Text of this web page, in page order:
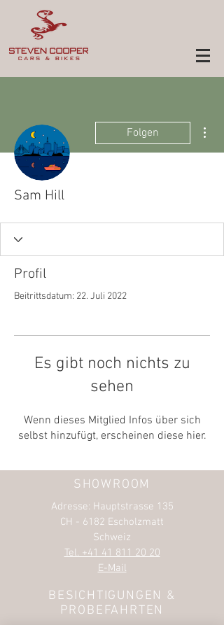
Folgen
Sam Hill
Profil
Beitrittsdatum: 22. Juli 2022
Es gibt noch nichts zu
sehen
Wenn dieses Mitglied Infos über sich
selbst hinzufügt, erscheinen diese hier.
SHOWROOM
Adresse: Hauptstrasse 135
CH - 6182 Escholzmatt
Schweiz
Tel. +41 41 811 20 20
E-Mail
BESICHTIGUNGEN &
PROBEFAHRTEN